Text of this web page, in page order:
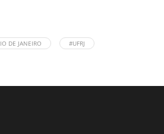
DE JANEIRO #UFRJ